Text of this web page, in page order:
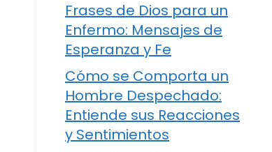
Frases de Dios para un
Enfermo: Mensajes de
Esperanza y Fe
Cómo se Comporta un
Hombre Despechado:
Entiende sus Reacciones
y Sentimientos